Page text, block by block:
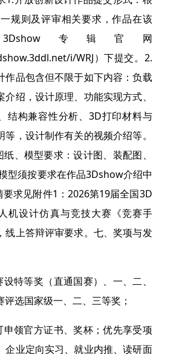
规则及评审相关要求，作品在该
专辑官网
i/WRJ）下提交。2.
作品包含但不限于如下内容：负载
介绍，设计原理、功能实现方式、
结构兼容性分析、3D打印材料与
等，设计制作有关的视频介绍等。
、模型要求：设计图、装配图、
型须按要求在作品3Dshow介绍中
要求见附件1：2026第19届全国3D
机设计仿真与竞技大赛《竞赛手
线上答辩评审要求。七、奖项与发
设特等奖（直通国赛）、一、二、
评选国家级一、二、三等奖；
申领官方证书、奖杯；优先享受项
企业定向实习、就业内推、读研面